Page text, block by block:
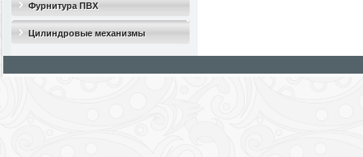
Фурнитура ПВХ
Цилиндровые механизмы